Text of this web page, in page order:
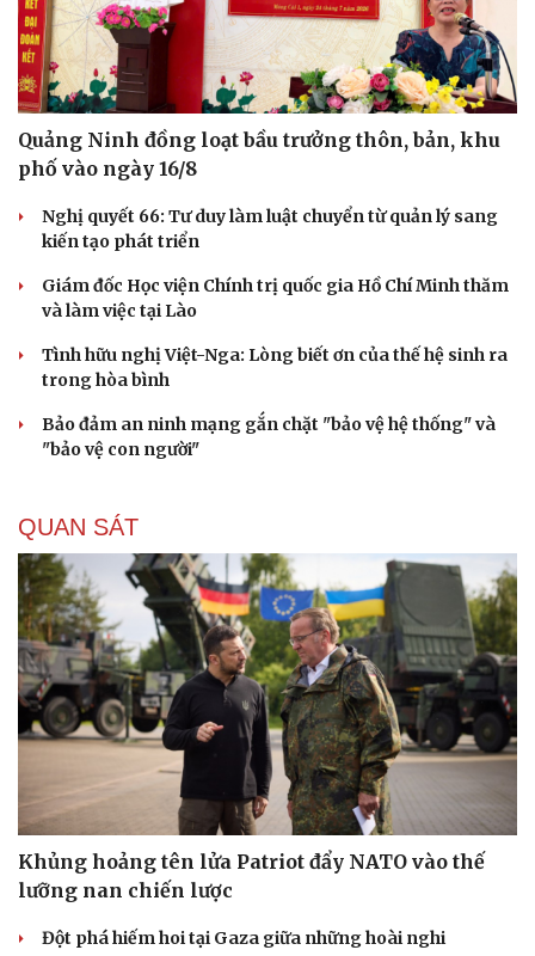
Quảng Ninh đồng loạt bầu trưởng thôn, bản, khu
phố vào ngày 16/8
Nghị quyết 66: Tư duy làm luật chuyển từ quản lý sang
kiến tạo phát triển
Giám đốc Học viện Chính trị quốc gia Hồ Chí Minh thăm
và làm việc tại Lào
Tình hữu nghị Việt-Nga: Lòng biết ơn của thế hệ sinh ra
trong hòa bình
Bảo đảm an ninh mạng gắn chặt "bảo vệ hệ thống" và
"bảo vệ con người"
QUAN SÁT
Khủng hoảng tên lửa Patriot đẩy NATO vào thế
lưỡng nan chiến lược
Đột phá hiếm hoi tại Gaza giữa những hoài nghi